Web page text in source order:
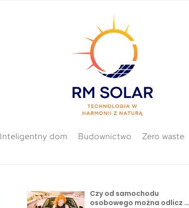
Inteligentny dom Budownictwo Zero waste
Czy od samochodu
osobowego można odlicz …